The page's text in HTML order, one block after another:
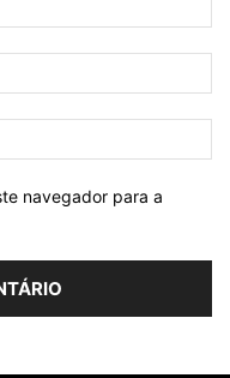
navegador para a